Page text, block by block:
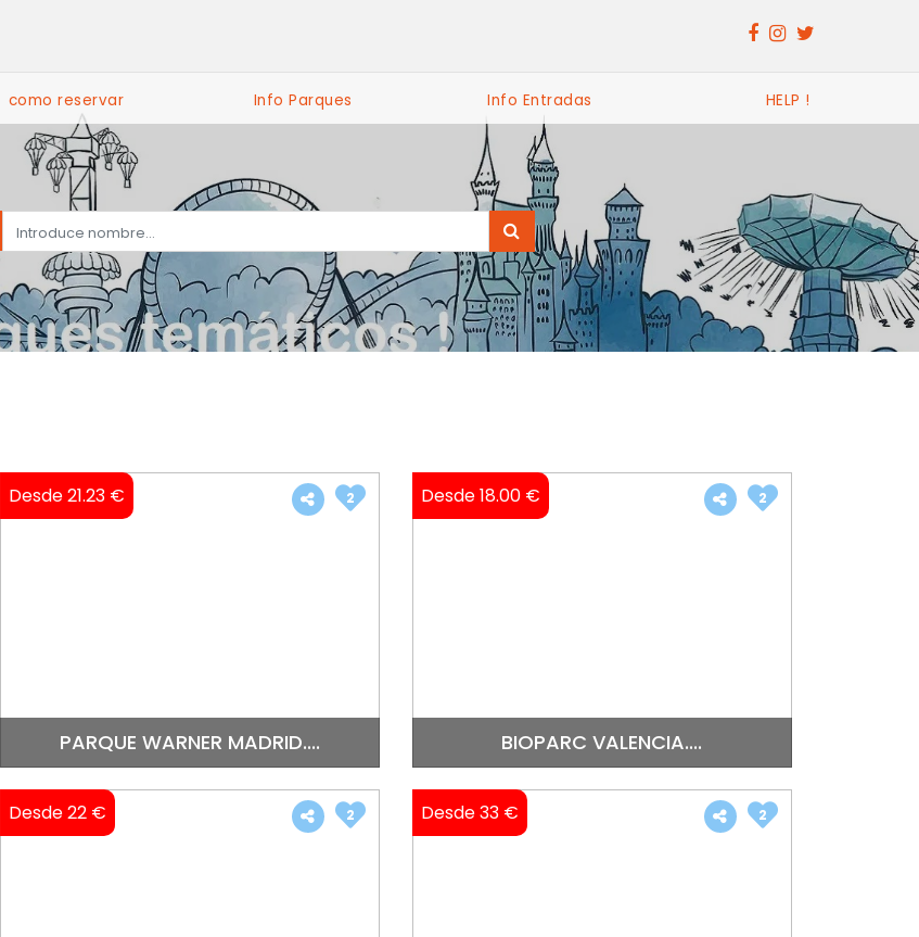
como reservar Info Parques Info Entradas HELP !
Desde 21.23 €
PARQUE WARNER MADRID....
2 Desde 18.00 €
BIOPARC VALENCIA....
2
Desde 22 € 2 Desde 33 € 2